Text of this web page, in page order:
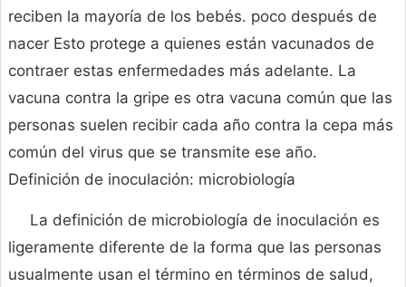
reciben la mayoría de los bebés. poco después de
nacer Esto protege a quienes están vacunados de
contraer estas enfermedades más adelante. La
vacuna contra la gripe es otra vacuna común que las
personas suelen recibir cada año contra la cepa más
común del virus que se transmite ese año.
Definición de inoculación: microbiología
La definición de microbiología de inoculación es
ligeramente diferente de la forma que las personas
usualmente usan el término en términos de salud,